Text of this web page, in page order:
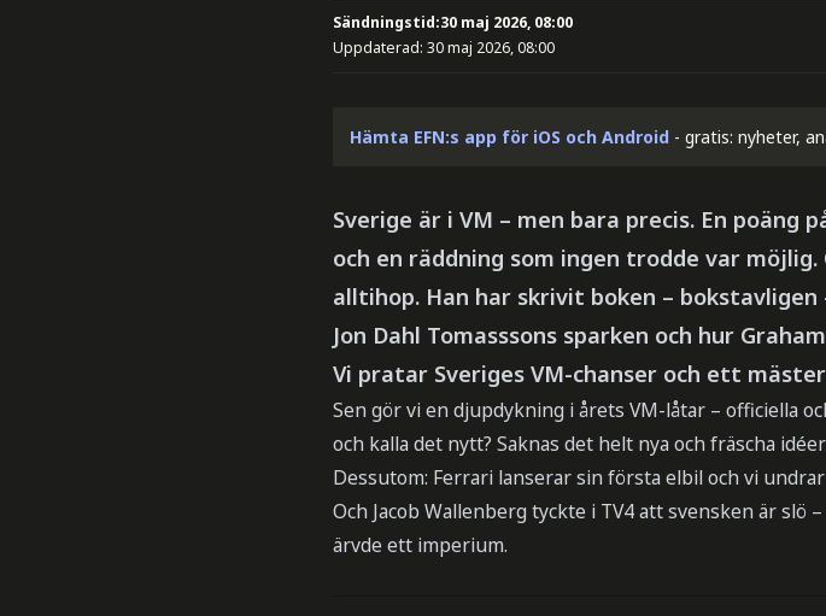
Sändningstid:30 maj 2026, 08:00
Uppdaterad: 30 maj 2026, 08:00
Hämta EFN:s app för iOS och Android - gratis: nyheter,
Sverige är i VM – men bara precis. En
och en räddning som ingen trodde var
alltihop. Han har skrivit boken – bokstavligen
Jon Dahl Tomasssons sparken och hur
Vi pratar Sveriges VM-chanser och ett
Sen gör vi en djupdykning i årets VM-låtar – officiella
och kalla det nytt? Saknas det helt nya och fräscha
Dessutom: Ferrari lanserar sin första elbil och vi
Och Jacob Wallenberg tyckte i TV4 att svensken är
ärvde ett imperium.